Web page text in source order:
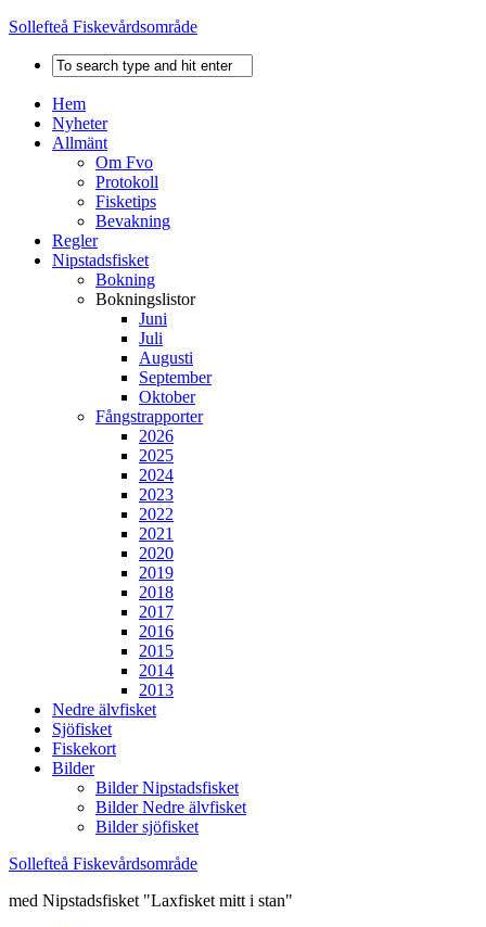
Sollefteå Fiskevårdsområde
Hem
Nyheter
Allmänt
Om Fvo
Protokoll
Fisketips
Bevakning
Regler
Nipstadsfisket
Bokning
Bokningslistor
Juni
Juli
Augusti
September
Oktober
Fångstrapporter
2026
2025
2024
2023
2022
2021
2020
2019
2018
2017
2016
2015
2014
2013
Nedre älvfisket
Sjöfisket
Fiskekort
Bilder
Bilder Nipstadsfisket
Bilder Nedre älvfisket
Bilder sjöfisket
Sollefteå Fiskevårdsområde
med Nipstadsfisket "Laxfisket mitt i stan"